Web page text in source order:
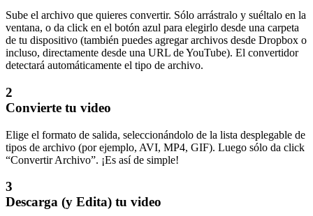
Sube el archivo que quieres convertir. Sólo arrástralo y suéltalo en la
ventana, o da click en el botón azul para elegirlo desde una carpeta
de tu dispositivo (también puedes agregar archivos desde Dropbox o
incluso, directamente desde una URL de YouTube). El convertidor
detectará automáticamente el tipo de archivo.
2
Convierte tu video
Elige el formato de salida, seleccionándolo de la lista desplegable de
tipos de archivo (por ejemplo, AVI, MP4, GIF). Luego sólo da click
“Convertir Archivo”. ¡Es así de simple!
3
Descarga (y Edita) tu video